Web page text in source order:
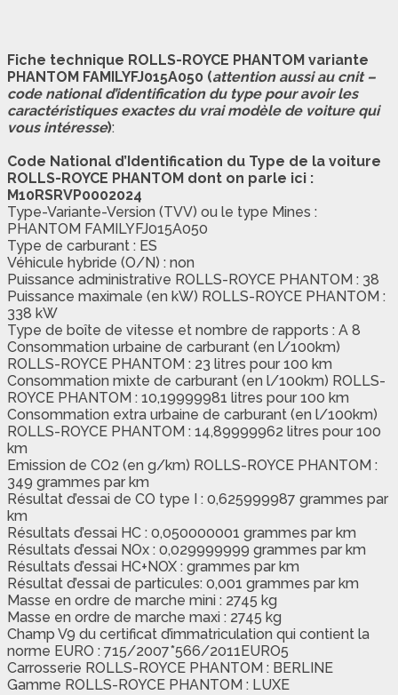
Fiche technique ROLLS-ROYCE PHANTOM variante
PHANTOM FAMILYFJ015A050 (attention aussi au cnit –
code national d’identification du type pour avoir les
caractéristiques exactes du vrai modèle de voiture qui
vous intéresse):
Code National d’Identification du Type de la voiture
ROLLS-ROYCE PHANTOM dont on parle ici :
M10RSRVP0002024
Type-Variante-Version (TVV) ou le type Mines :
PHANTOM FAMILYFJ015A050
Type de carburant : ES
Véhicule hybride (O/N) : non
Puissance administrative ROLLS-ROYCE PHANTOM : 38
Puissance maximale (en kW) ROLLS-ROYCE PHANTOM :
338 kW
Type de boîte de vitesse et nombre de rapports : A 8
Consommation urbaine de carburant (en l/100km)
ROLLS-ROYCE PHANTOM : 23 litres pour 100 km
Consommation mixte de carburant (en l/100km) ROLLS-
ROYCE PHANTOM : 10,19999981 litres pour 100 km
Consommation extra urbaine de carburant (en l/100km)
ROLLS-ROYCE PHANTOM : 14,89999962 litres pour 100
km
Emission de CO2 (en g/km) ROLLS-ROYCE PHANTOM :
349 grammes par km
Résultat d’essai de CO type I : 0,625999987 grammes par
km
Résultats d’essai HC : 0,050000001 grammes par km
Résultats d’essai NOx : 0,029999999 grammes par km
Résultats d’essai HC+NOX : grammes par km
Résultat d’essai de particules: 0,001 grammes par km
Masse en ordre de marche mini : 2745 kg
Masse en ordre de marche maxi : 2745 kg
Champ V9 du certificat d’immatriculation qui contient la
norme EURO : 715/2007*566/2011EURO5
Carrosserie ROLLS-ROYCE PHANTOM : BERLINE
Gamme ROLLS-ROYCE PHANTOM : LUXE